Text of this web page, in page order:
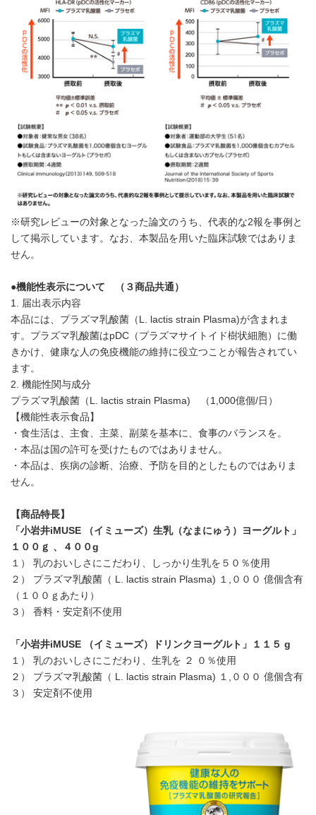
※研究レビューの対象となった論文のうち、代表的な2報を事例と
して掲示しています。なお、本製品を用いた臨床試験ではありま
せん。
●機能性表示について （３商品共通）
1. 届出表示内容
本品には、プラズマ乳酸菌（L. lactis strain Plasma)が含まれま
す。プラズマ乳酸菌はpDC（プラズマサイトイド樹状細胞）に働
きかけ、健康な人の免疫機能の維持に役立つことが報告されてい
ます。
2. 機能性関与成分
プラズマ乳酸菌（L. lactis strain Plasma) （1,000億個/日）
【機能性表示食品】
・食生活は、主食、主菜、副菜を基本に、食事のバランスを。
・本品は国の許可を受けたものではありません。
・本品は、疾病の診断、治療、予防を目的としたものではありま
せん。
【商品特長】
「小岩井iMUSE （イミューズ）生乳（なまにゅう）ヨーグルト」
１００ｇ 、４００g
１） 乳のおいしさにこだわり、しっかり生乳を５０％使用
２） プラズマ乳酸菌（ L. lactis strain Plasma) １,０００ 億個含有
（１００ｇあたり）
３） 香料・安定剤不使用
「小岩井iMUSE （イミューズ）ドリンクヨーグルト」１１５ g
１） 乳のおいしさにこだわり、生乳を ２ ０％使用
２） プラズマ乳酸菌（ L. lactis strain Plasma) １,０００ 億個含有
３） 安定剤不使用